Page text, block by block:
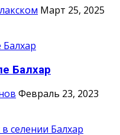
Март 25, 2025
Балхар
Февраль 23, 2023